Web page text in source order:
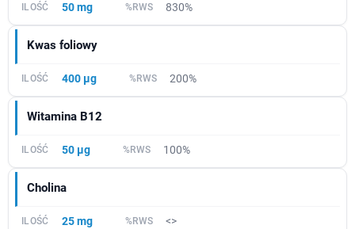
50 mg 830%
Kwas foliowy
400 µg 200%
Witamina B12
50 µg 100%
Cholina
25 mg <>